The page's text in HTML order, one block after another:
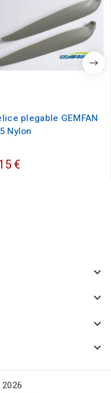
plegable GEMFAN
Nylon
€



